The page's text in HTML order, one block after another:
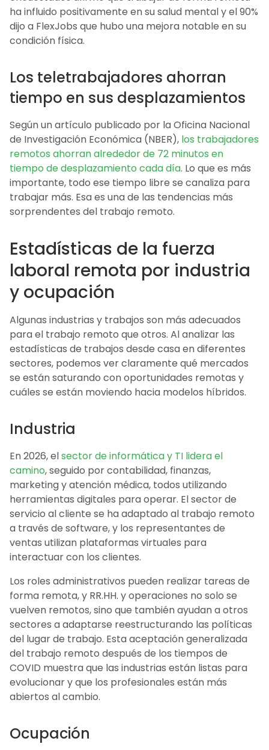
ha influido positivamente en su salud mental y el 90%
dijo a FlexJobs que hubo una mejora notable en su
condición física.
Los teletrabajadores ahorran
tiempo en sus desplazamientos
Según un artículo publicado por la Oficina Nacional
de Investigación Económica (NBER), los trabajadores
remotos ahorran alrededor de 72 minutos en
tiempo de desplazamiento cada día. Lo que es más
importante, todo ese tiempo libre se canaliza para
trabajar más. Esa es una de las tendencias más
sorprendentes del trabajo remoto.
Estadísticas de la fuerza
laboral remota por industria
y ocupación
Algunas industrias y trabajos son más adecuados
para el trabajo remoto que otros. Al analizar las
estadísticas de trabajos desde casa en diferentes
sectores, podemos ver claramente qué mercados
se están saturando con oportunidades remotas y
cuáles se están moviendo hacia modelos híbridos.
Industria
En 2026, elsector de informática y TI lidera el
camino, seguido por contabilidad, finanzas,
marketing y atención médica, todos utilizando
herramientas digitales para operar. El sector de
servicio al cliente se ha adaptado al trabajo remoto
a través de software, y los representantes de
ventas utilizan plataformas virtuales para
interactuar con los clientes.
Los roles administrativos pueden realizar tareas de
forma remota, y RR.HH. y operaciones no solo se
vuelven remotos, sino que también ayudan a otros
sectores a adaptarse reestructurando las políticas
del lugar de trabajo. Esta aceptación generalizada
del trabajo remoto después de los tiempos de
COVID muestra que las industrias están listas para
evolucionar y que los profesionales están más
abiertos al cambio.
Ocupación